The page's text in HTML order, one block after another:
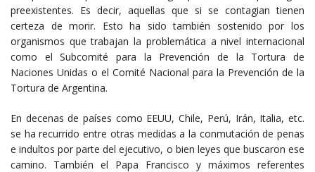
preexistentes. Es decir, aquellas que si se contagian tienen
certeza de morir. Esto ha sido también sostenido por los
organismos que trabajan la problemática a nivel internacional
como el Subcomité para la Prevención de la Tortura de
Naciones Unidas o el Comité Nacional para la Prevención de la
Tortura de Argentina.
En decenas de países como EEUU, Chile, Perú, Irán, Italia, etc.
se ha recurrido entre otras medidas a la conmutación de penas
e indultos por parte del ejecutivo, o bien leyes que buscaron ese
camino. También el Papa Francisco y máximos referentes